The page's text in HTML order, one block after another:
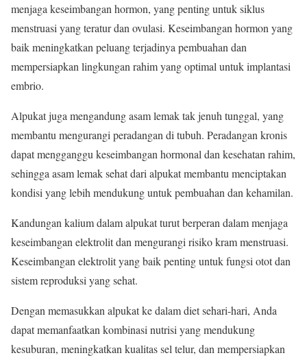
menjaga keseimbangan hormon, yang penting untuk siklus
menstruasi yang teratur dan ovulasi. Keseimbangan hormon yang
baik meningkatkan peluang terjadinya pembuahan dan
mempersiapkan lingkungan rahim yang optimal untuk implantasi
embrio.
Alpukat juga mengandung asam lemak tak jenuh tunggal, yang
membantu mengurangi peradangan di tubuh. Peradangan kronis
dapat mengganggu keseimbangan hormonal dan kesehatan rahim,
sehingga asam lemak sehat dari alpukat membantu menciptakan
kondisi yang lebih mendukung untuk pembuahan dan kehamilan.
Kandungan kalium dalam alpukat turut berperan dalam menjaga
keseimbangan elektrolit dan mengurangi risiko kram menstruasi.
Keseimbangan elektrolit yang baik penting untuk fungsi otot dan
sistem reproduksi yang sehat.
Dengan memasukkan alpukat ke dalam diet sehari-hari, Anda
dapat memanfaatkan kombinasi nutrisi yang mendukung
kesuburan, meningkatkan kualitas sel telur, dan mempersiapkan